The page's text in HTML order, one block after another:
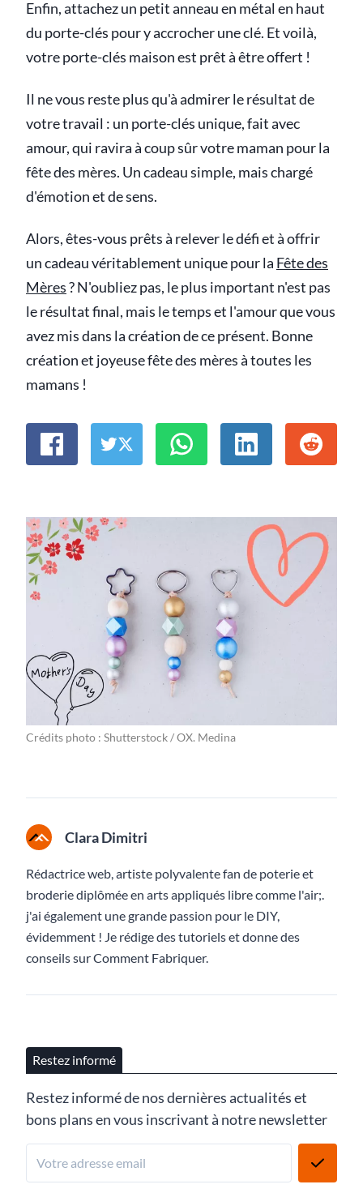
Enfin, attachez un petit anneau en métal en haut
du porte-clés pour y accrocher une clé. Et voilà,
votre porte-clés maison est prêt à être offert !
Il ne vous reste plus qu'à admirer le résultat de
votre travail : un porte-clés unique, fait avec
amour, qui ravira à coup sûr votre maman pour la
fête des mères. Un cadeau simple, mais chargé
d'émotion et de sens.
Alors, êtes-vous prêts à relever le défi et à offrir
un cadeau véritablement unique pour la Fête des
Mères? N'oubliez pas, le plus important n'est pas
le résultat final, mais le temps et l'amour que vous
avez mis dans la création de ce présent. Bonne
création et joyeuse fête des mères à toutes les
mamans !
Crédits photo : Shutterstock / OX. Medina
Clara Dimitri
Rédactrice web, artiste polyvalente fan de poterie et
broderie diplômée en arts appliqués libre comme l'air;.
j'ai également une grande passion pour le DIY,
évidemment ! Je rédige des tutoriels et donne des
conseils sur Comment Fabriquer.
Restez informé
Restez informé de nos dernières actualités et
bons plans en vous inscrivant à notre newsletter